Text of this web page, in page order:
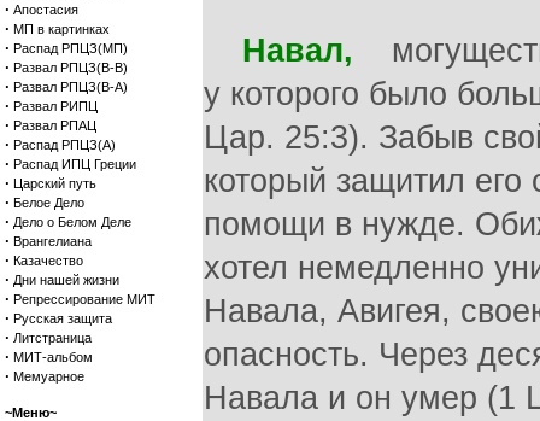
· Апостасия
· МП в картинках
· Распад РПЦЗ(МП)
· Развал РПЦЗ(В-В)
· Развал РПЦЗ(В-А)
· Развал РИПЦ
· Развал РПАЦ
· Распад РПЦЗ(А)
· Распад ИПЦ Греции
· Царский путь
· Белое Дело
· Дело о Белом Деле
· Врангелиана
· Казачество
· Дни нашей жизни
· Репрессирование МИТ
· Русская защита
· Литстраница
· МИТ-альбом
· Мемуарное
~Меню~
Навал,
у которого было
Цар. 25:3). Забыв
который защитил его
помощи в нужде.
хотел немедленно
Навала, Авигея,
опасность. Через
Навала и он умер (1